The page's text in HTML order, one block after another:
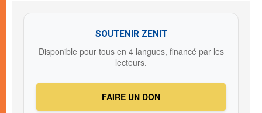
SOUTENIR ZENIT
Disponible pour tous en 4 langues, financé par les
lecteurs.
FAIRE UN DON